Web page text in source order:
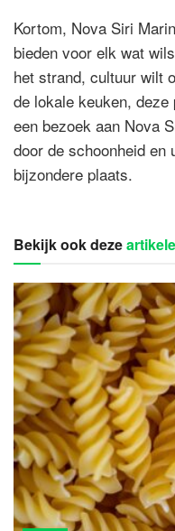
Kortom, Nova Siri
bieden voor elk wat
het strand, cultuur wilt
de lokale keuken,
een bezoek aan Nova
door de schoonheid en
bijzondere plaats.
Bekijk ook deze